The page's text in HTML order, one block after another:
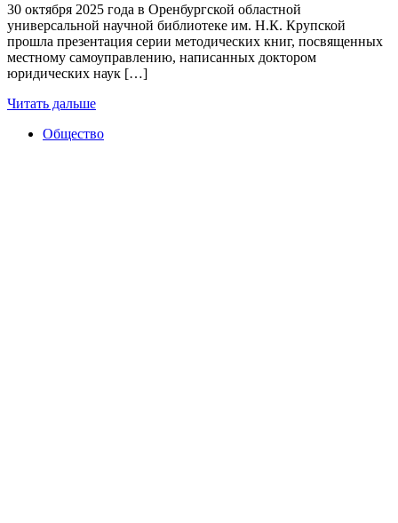
30 октября 2025 года в Оренбургской областной
универсальной научной библиотеке им. Н.К. Крупской
прошла презентация серии методических книг, посвященных
местному самоуправлению, написанных доктором
юридических наук […]
Читать дальше
Общество